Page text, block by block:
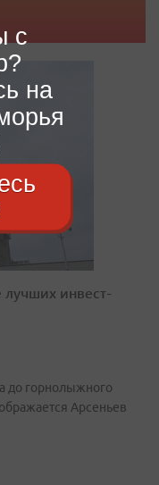
лучших инвест-
до горнолыжного
Арсеньев
с
на